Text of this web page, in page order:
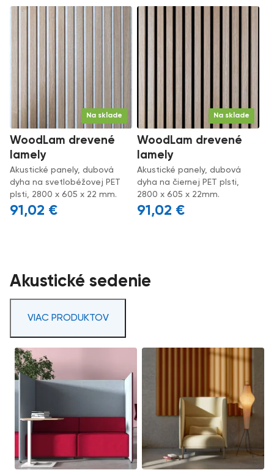
Na sklade
WoodLam drevené
lamely
Akustické panely, dubová
dyha na svetlobéžovej PET
plsti, 2800 x 605 x 22 mm.
91,02 €
Na sklade
WoodLam drevené
lamely
Akustické panely, dubová
dyha na čiernej PET plsti,
2800 x 605 x 22mm.
91,02 €
Akustické sedenie
VIAC PRODUKTOV